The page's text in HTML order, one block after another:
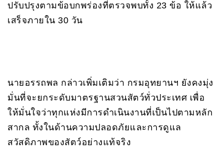
ปรับปรุงตามข้อบกพร่องที่ตรวจพบทั้ง 23 ข้อ ให้แล้ว
เสร็จภายใน 30 วัน
นายอรรถพล กล่าวเพิ่มเติมว่า กรมอุทยานฯ ยังคงมุ่ง
มั่นที่จะยกระดับมาตรฐานสวนสัตว์ทั่วประเทศ เพื่อ
ให้มั่นใจว่าทุกแห่งมีการดำเนินงานที่เป็นไปตามหลัก
สากล ทั้งในด้านความปลอดภัยและการดูแล
สวัสดิภาพของสัตว์อย่างแท้จริง